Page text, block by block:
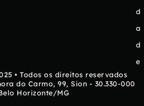
d
a
d
e
• Todos os direitos reservados
do Carmo, 99, Sion - 30.330-000
Horizonte/MG